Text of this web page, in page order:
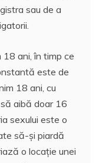
sau de a
ani, în timp ce
este de
18 ani, cu
aibă doar 16
sexului este o
să-și piardă
o locație unei